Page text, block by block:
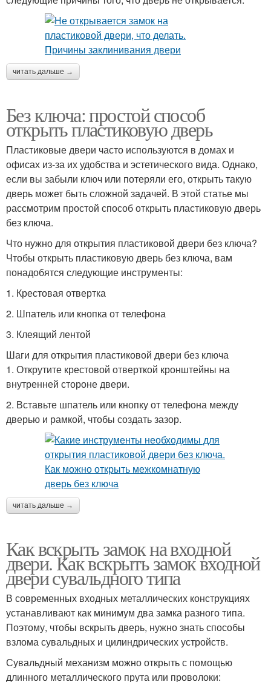
читать дальше →
Без ключа: простой способ
открыть пластиковую дверь
Пластиковые двери часто используются в домах и
офисах из-за их удобства и эстетического вида. Однако,
если вы забыли ключ или потеряли его, открыть такую
дверь может быть сложной задачей. В этой статье мы
рассмотрим простой способ открыть пластиковую дверь
без ключа.
Что нужно для открытия пластиковой двери без ключа?
Чтобы открыть пластиковую дверь без ключа, вам
понадобятся следующие инструменты:
1. Крестовая отвертка
2. Шпатель или кнопка от телефона
3. Клеящий лентой
Шаги для открытия пластиковой двери без ключа
1. Открутите крестовой отверткой кронштейны на
внутренней стороне двери.
2. Вставьте шпатель или кнопку от телефона между
дверью и рамкой, чтобы создать зазор.
читать дальше →
Как вскрыть замок на входной
двери. Как вскрыть замок входной
двери сувальдного типа
В современных входных металлических конструкциях
устанавливают как минимум два замка разного типа.
Поэтому, чтобы вскрыть дверь, нужно знать способы
взлома сувальдных и цилиндрических устройств.
Сувальдный механизм можно открыть с помощью
длинного металлического прута или проволоки: